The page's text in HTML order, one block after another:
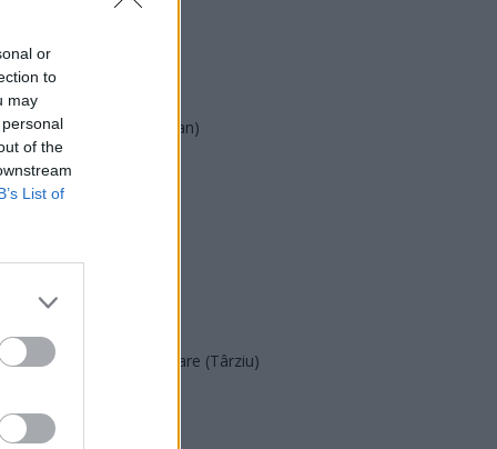
or
to
may
of the
List of
UDMR
PMP (Tomac)
Forța Dreptei (L. Orban)
REPER
SOS (Șoșoacă)
POT (Gavrilă)
Acțiunea Conservatoare (Târziu)
PUSL (D. Voiculescu)